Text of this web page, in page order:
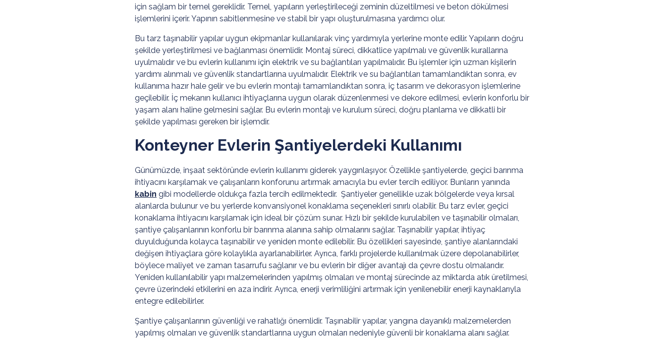
için sağlam bir temel gereklidir. Temel, yapıların yerleştirileceği zeminin düzeltilmesi ve beton dökülmesi
işlemlerini içerir. Yapının sabitlenmesine ve stabil bir yapı oluşturulmasına yardımcı olur.
Bu tarz taşınabilir yapılar uygun ekipmanlar kullanılarak vinç yardımıyla yerlerine monte edilir. Yapıların doğru
şekilde yerleştirilmesi ve bağlanması önemlidir. Montaj süreci, dikkatlice yapılmalı ve güvenlik kurallarına
uyulmalıdır ve bu evlerin kullanımı için elektrik ve su bağlantıları yapılmalıdır. Bu işlemler için uzman kişilerin
yardımı alınmalı ve güvenlik standartlarına uyulmalıdır. Elektrik ve su bağlantıları tamamlandıktan sonra, ev
kullanıma hazır hale gelir ve bu evlerin montajı tamamlandıktan sonra, iç tasarım ve dekorasyon işlemlerine
geçilebilir. İç mekanın kullanıcı ihtiyaçlarına uygun olarak düzenlenmesi ve dekore edilmesi, evlerin konforlu bir
yaşam alanı haline gelmesini sağlar. Bu evlerin montajı ve kurulum süreci, doğru planlama ve dikkatli bir
şekilde yapılması gereken bir işlemdir.
Konteyner Evlerin Şantiyelerdeki Kullanımı
Günümüzde, inşaat sektöründe evlerin kullanımı giderek yaygınlaşıyor. Özellikle şantiyelerde, geçici barınma
ihtiyacını karşılamak ve çalışanların konforunu artırmak amacıyla bu evler tercih ediliyor. Bunların yanında
kabin gibi modellerde oldukça fazla tercih edilmektedir. Şantiyeler genellikle uzak bölgelerde veya kırsal
alanlarda bulunur ve bu yerlerde konvansiyonel konaklama seçenekleri sınırlı olabilir. Bu tarz evler, geçici
konaklama ihtiyacını karşılamak için ideal bir çözüm sunar. Hızlı bir şekilde kurulabilen ve taşınabilir olmaları,
şantiye çalışanlarının konforlu bir barınma alanına sahip olmalarını sağlar. Taşınabilir yapılar, ihtiyaç
duyulduğunda kolayca taşınabilir ve yeniden monte edilebilir. Bu özellikleri sayesinde, şantiye alanlarındaki
değişen ihtiyaçlara göre kolaylıkla ayarlanabilirler. Ayrıca, farklı projelerde kullanılmak üzere depolanabilirler,
böylece maliyet ve zaman tasarrufu sağlanır ve bu evlerin bir diğer avantajı da çevre dostu olmalarıdır.
Yeniden kullanılabilir yapı malzemelerinden yapılmış olmaları ve montaj sürecinde az miktarda atık üretilmesi,
çevre üzerindeki etkilerini en aza indirir. Ayrıca, enerji verimliliğini artırmak için yenilenebilir enerji kaynaklarıyla
entegre edilebilirler.
Şantiye çalışanlarının güvenliği ve rahatlığı önemlidir. Taşınabilir yapılar, yangına dayanıklı malzemelerden
yapılmış olmaları ve güvenlik standartlarına uygun olmaları nedeniyle güvenli bir konaklama alanı sağlar.